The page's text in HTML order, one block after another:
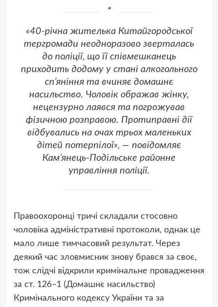
«40-річна жителька Китайгородської
тергромади неодноразово зверталась
до поліції, що її співмешканець
приходить додому у стані алкогольного
сп’яніння та вчиняє домашнє
насильство. Чоловік ображав жінку,
нецензурно лаявся та погрожував
фізичною розправою. Протиправні дії
відбувались на очах трьох маленьких
дітей потерпілої», — повідомляє
Кам’янець-Подільське районне
управління поліції.
Правоохоронці тричі складали стосовно
чоловіка адміністративні протоколи, однак це
мало лише тимчасовий результат. Через
деякий час зловмисник знову брався за своє,
тож слідчі відкрили кримінальне провадження
за ст. 126–1 (Домашнє насильство)
Кримінального кодексу України та за